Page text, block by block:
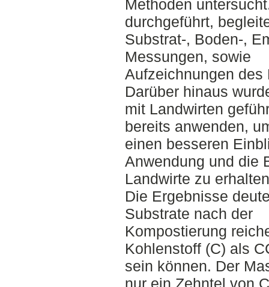
Methoden
durchgeführt,
Substrat-, Boden-,
Messungen, sowie
Aufzeichnungen
Darüber hinaus
mit Landwirten
bereits anwenden,
einen besseren
Anwendung und die
Landwirte zu
Die Ergebnisse
Substrate nach der
Kompostierung
Kohlenstoff (C) als
sein können. Der
nur ein Zehntel von